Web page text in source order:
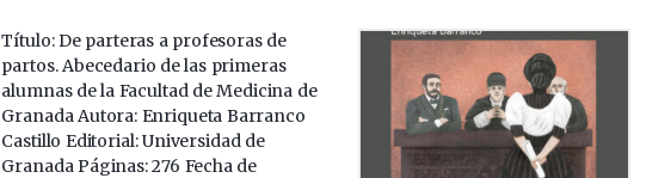
Título: De parteras a profesoras de
partos. Abecedario de las primeras
alumnas de la Facultad de Medicina de
Granada Autora: Enriqueta Barranco
Castillo Editorial: Universidad de
Granada Páginas: 276 Fecha de